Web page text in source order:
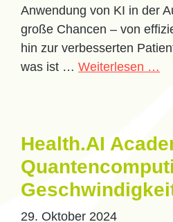
Anwendung von KI in der
große Chancen – von
hin zur verbesserten
was ist … Weiterlesen …
Health.AI
29. Oktober 2024